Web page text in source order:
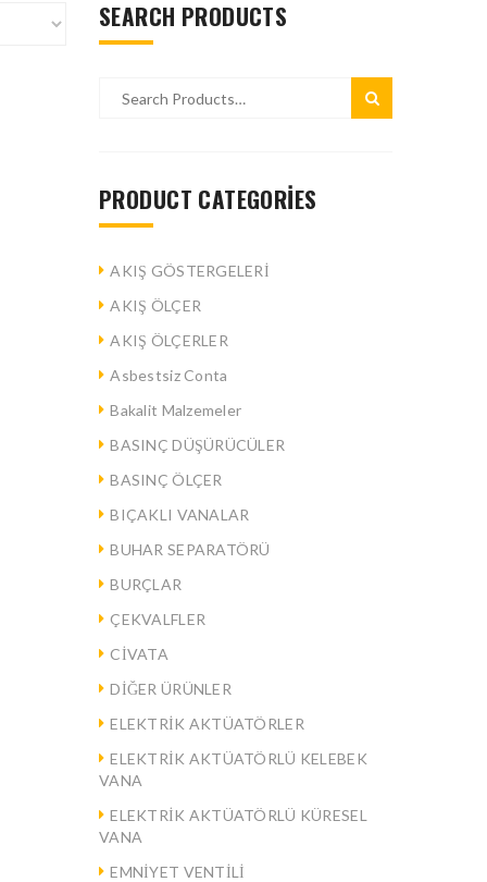
SEARCH PRODUCTS
PRODUCT CATEGORIES
AKIŞ GÖSTERGELERİ
AKIŞ ÖLÇER
AKIŞ ÖLÇERLER
Asbestsiz Conta
Bakalit Malzemeler
BASINÇ DÜŞÜRÜCÜLER
BASINÇ ÖLÇER
BIÇAKLI VANALAR
BUHAR SEPARATÖRÜ
BURÇLAR
ÇEKVALFLER
CİVATA
DİĞER ÜRÜNLER
ELEKTRİK AKTÜATÖRLER
ELEKTRİK AKTÜATÖRLÜ KELEBEK
VANA
ELEKTRİK AKTÜATÖRLÜ KÜRESEL
VANA
EMNİYET VENTİLİ